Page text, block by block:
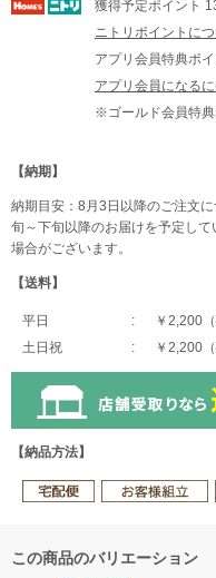
獲得予定ポイント
ニトリポイントに
アプリ会員特典ポ
アプリ会員になる
※ゴールド会員特
【納期】
納期目安：8月3日以降のご注文
旬～下旬以降のお届けを予定し
場合がございます。
【送料】
平日
￥2,200（
土日祝
￥2,200（
【納品方法】
この商品のバリエーション